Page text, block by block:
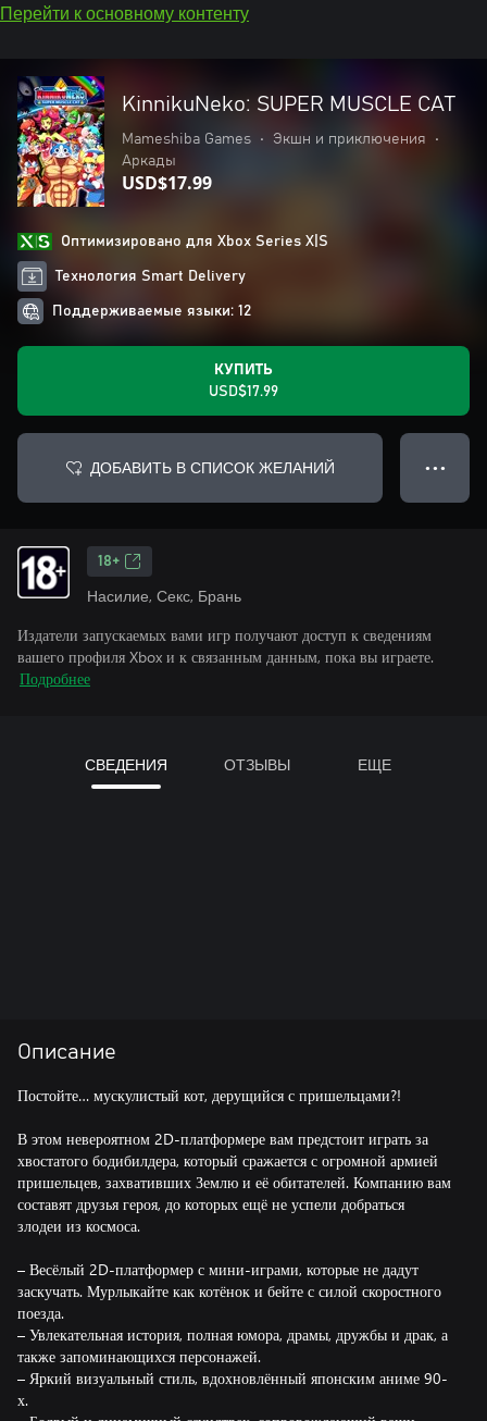
Перейти к основному контенту
KinnikuNeko: SUPER MUSCLE CAT
Mameshiba Games • Экшн и приключения
•
Аркады
USD$17.99
Оптимизировано для Xbox Series X|S
Технология Smart Delivery
Поддерживаемые языки: 12
КУПИТЬ
USD$17.99
ДОБАВИТЬ В СПИСОК ЖЕЛАНИЙ ● ● ●
18+
Насилие, Секс, Брань
Издатели запускаемых вами игр получают доступ к сведениям
вашего профиля Xbox и к связанным данным, пока вы играете.
Подробнее
СВЕДЕНИЯ ОТЗЫВЫ ЕЩЕ
Описание
Постойте… мускулистый кот, дерущийся с пришельцами?!
В этом невероятном 2D-платформере вам предстоит играть за
хвостатого бодибилдера, который сражается с огромной армией
пришельцев, захвативших Землю и её обитателей. Компанию вам
составят друзья героя, до которых ещё не успели добраться
злодеи из космоса.
– Весёлый 2D-платформер с мини-играми, которые не дадут
заскучать. Мурлыкайте как котёнок и бейте с силой скоростного
поезда.
– Увлекательная история, полная юмора, драмы, дружбы и драк, а
также запоминающихся персонажей.
– Яркий визуальный стиль, вдохновлённый японским аниме 90-
х.